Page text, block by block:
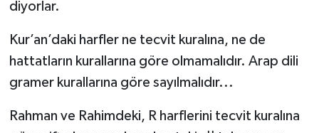
diyorlar.
Kur’an’daki harfler ne tecvit kuralına, ne de
hattatların kurallarına göre olmamalıdır. Arap dili
gramer kurallarına göre sayılmalıdır...
Rahman ve Rahimdeki, R harflerini tecvit kuralına